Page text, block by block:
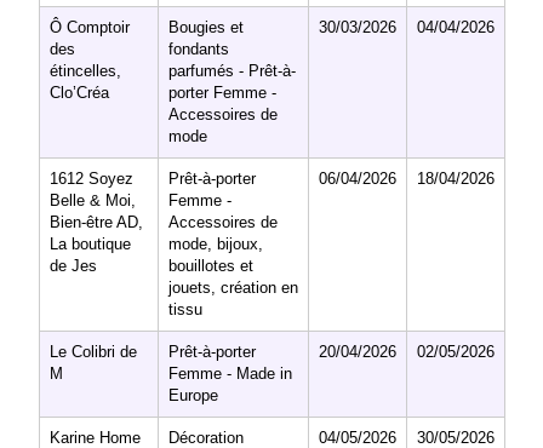
Ô Comptoir
des
étincelles,
Clo’Créa
Bougies et
fondants
parfumés - Prêt-à-
porter Femme -
Accessoires de
mode
30/03/2026 04/04/2026
1612 Soyez
Belle & Moi,
Bien-être AD,
La boutique
de Jes
Prêt-à-porter
Femme -
Accessoires de
mode, bijoux,
bouillotes et
jouets, création en
tissu
06/04/2026 18/04/2026
Le Colibri de
M
Prêt-à-porter
Femme - Made in
Europe
20/04/2026 02/05/2026
Karine Home
Décoration
04/05/2026 30/05/2026